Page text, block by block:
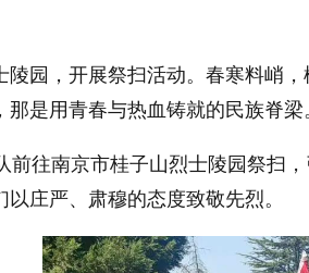
陵园，开展祭扫活动。春寒料峭
是用青春与热血铸就的民族脊梁
前往南京市桂子山烈士陵园祭扫
庄严、肃穆的态度致敬先烈。